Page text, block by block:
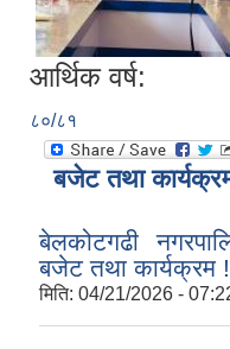
आर्थिक वर्ष:
८०/८१
बजेट तथा
बेलकोटगढी
बजेट तथा कार्यक्रम !
मिति: 04/21/2026 -